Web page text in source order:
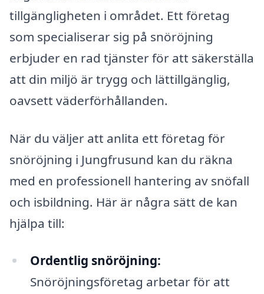
tillgängligheten i området. Ett företag
som specialiserar sig på snöröjning
erbjuder en rad tjänster för att säkerställa
att din miljö är trygg och lättillgänglig,
oavsett väderförhållanden.
När du väljer att anlita ett företag för
snöröjning i Jungfrusund kan du räkna
med en professionell hantering av snöfall
och isbildning. Här är några sätt de kan
hjälpa till:
Ordentlig snöröjning:
Snöröjningsföretag arbetar för att